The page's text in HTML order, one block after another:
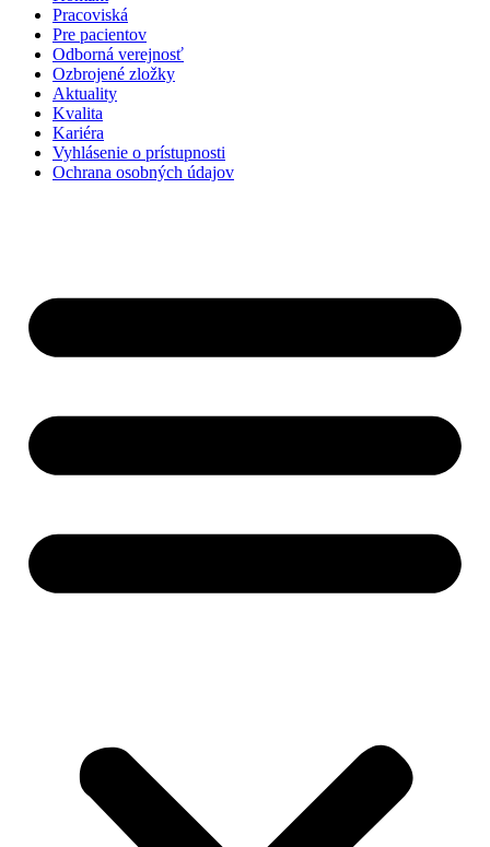
Pracoviská
Pre pacientov
Odborná verejnosť
Ozbrojené zložky
Aktuality
Kvalita
Kariéra
Vyhlásenie o prístupnosti
Ochrana osobných údajov